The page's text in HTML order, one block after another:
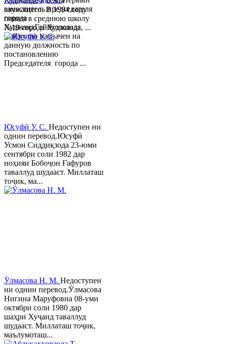
заместитель председателя
города
ХуджандГайбуллозода
Хайрулло назначен на
данную должность по
постановлению
Председателя города ...
служащего. В 1994 году
пошел в среднюю школу
№18 города Худжанда, ...
Юсуфӣ У. C. Недоступен ни
однин перевод.Юсуфӣ
Усмон Сиддиқзода 23-юми
сентябри соли 1982 дар
ноҳияи Бобоҷон Ғафуров
таваллуд шудааст. Миллаташ
тоҷик, ма...
Ӯлмасова Н. М. Недоступен
ни однин перевод.Ӯлмасова
Нигина Маруфовна 08-уми
октябри соли 1980 дар
шаҳри Хуҷанд таваллуд
шудааст. Миллаташ тоҷик,
маълумоташ...